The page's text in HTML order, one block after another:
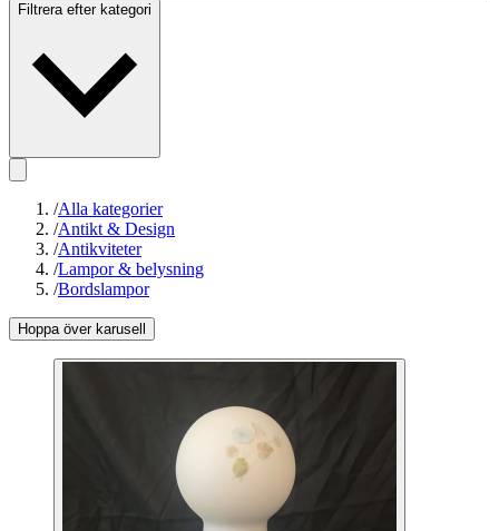
Filtrera efter kategori
/Alla kategorier
/Antikt & Design
/Antikviteter
/Lampor & belysning
/Bordslampor
Hoppa över karusell